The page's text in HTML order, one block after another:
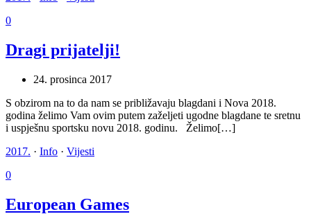
0
Dragi prijatelji!
24. prosinca 2017
S obzirom na to da nam se približavaju blagdani i Nova 2018.
godina želimo Vam ovim putem zaželjeti ugodne blagdane te sretnu
i uspješnu sportsku novu 2018. godinu. Želimo[…]
2017. · Info · Vijesti
0
European Games